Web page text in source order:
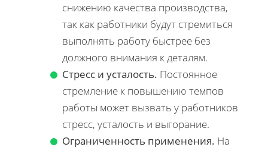
снижению качества производства,
так как работники будут стремиться
выполнять работу быстрее без
должного внимания к деталям.
Стресс и усталость. Постоянное
стремление к повышению темпов
работы может вызвать у работников
стресс, усталость и выгорание.
Ограниченность применения. На